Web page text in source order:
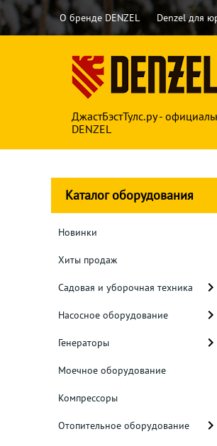
О бренде DENZEL Denzel для
ДжастБэстТулс.ру -
DENZEL
Каталог оборудования
Новинки
Хиты продаж
Садовая и уборочная техника
Насосное оборудование
Генераторы
Моечное оборудование
Компрессоры
Отопительное оборудование